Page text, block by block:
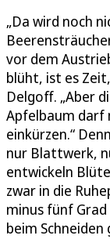
„Da wird noch
vor dem
blüht, ist es
Delgoff. „Aber
Apfelbaum darf
einkürzen.“
nur Blattwerk,
entwickeln
zwar in die
minus fünf
beim